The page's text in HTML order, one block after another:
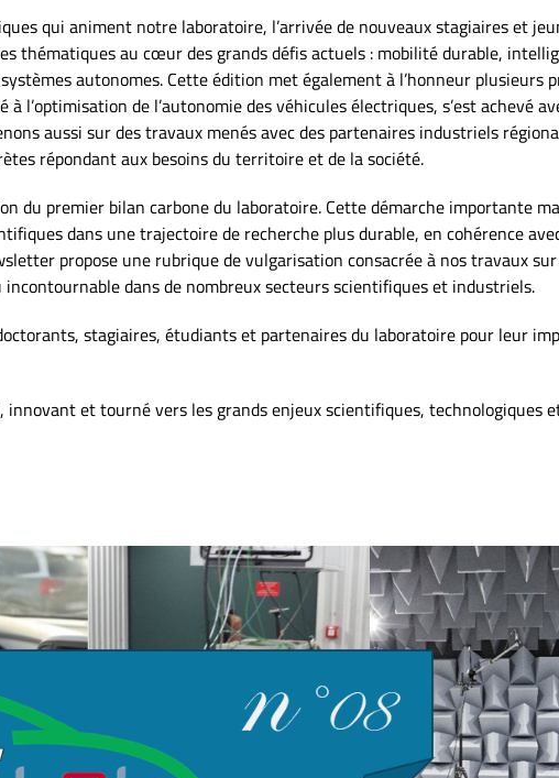
qui animent notre laboratoire, l’arrivée de nouveaux stagiaires et
thématiques au cœur des grands défis actuels : mobilité durable,
autonomes. Cette édition met également à l’honneur plusieurs
l’optimisation de l’autonomie des véhicules électriques, s’est achevé
aussi sur des travaux menés avec des partenaires industriels
répondant aux besoins du territoire et de la société.
du premier bilan carbone du laboratoire. Cette démarche importante
dans une trajectoire de recherche plus durable, en cohérence
propose une rubrique de vulgarisation consacrée à nos travaux
dans de nombreux secteurs scientifiques et industriels.
stagiaires, étudiants et partenaires du laboratoire pour leur
et tourné vers les grands enjeux scientifiques, technologiques